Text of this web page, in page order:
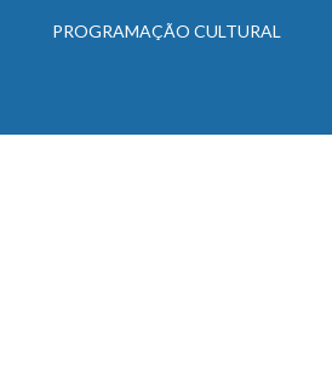
PROGRAMAÇÃO CULTURAL